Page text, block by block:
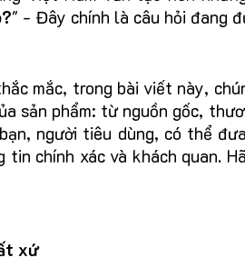
" - Đây chính là câu hỏi đang
mắc, trong bài viết này,
sản phẩm: từ nguồn gốc,
người tiêu dùng, có thể
tin chính xác và khách quan.
xứ